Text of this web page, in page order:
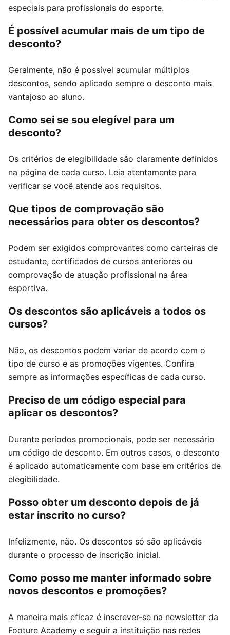
especiais para profissionais do esporte.
É possível acumular mais de um tipo de
desconto?
Geralmente, não é possível acumular múltiplos
descontos, sendo aplicado sempre o desconto mais
vantajoso ao aluno.
Como sei se sou elegível para um
desconto?
Os critérios de elegibilidade são claramente definidos
na página de cada curso. Leia atentamente para
verificar se você atende aos requisitos.
Que tipos de comprovação são
necessários para obter os descontos?
Podem ser exigidos comprovantes como carteiras de
estudante, certificados de cursos anteriores ou
comprovação de atuação profissional na área
esportiva.
Os descontos são aplicáveis a todos os
cursos?
Não, os descontos podem variar de acordo com o
tipo de curso e as promoções vigentes. Confira
sempre as informações específicas de cada curso.
Preciso de um código especial para
aplicar os descontos?
Durante períodos promocionais, pode ser necessário
um código de desconto. Em outros casos, o desconto
é aplicado automaticamente com base em critérios de
elegibilidade.
Posso obter um desconto depois de já
estar inscrito no curso?
Infelizmente, não. Os descontos só são aplicáveis
durante o processo de inscrição inicial.
Como posso me manter informado sobre
novos descontos e promoções?
A maneira mais eficaz é inscrever-se na newsletter da
Footure Academy e seguir a instituição nas redes